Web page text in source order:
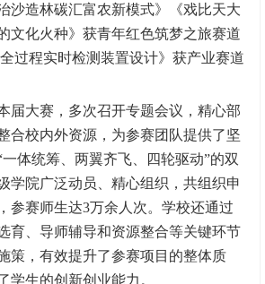
造林碳汇富农新模式》《戏比天大
化火种》获青年红色筑梦之旅赛道
过程实时检测装置设计》获产业赛道
届大赛，多次召开专题会议，精心部
合校内外资源，为参赛团队提供了坚
体统筹、两翼齐飞、四轮驱动”的双
学院广泛动员、精心组织，共组织申
参赛师生达3万余人次。学校还通过
育、导师辅导和资源整合等关键环节
策，有效提升了参赛项目的整体质
学生的创新创业能力。